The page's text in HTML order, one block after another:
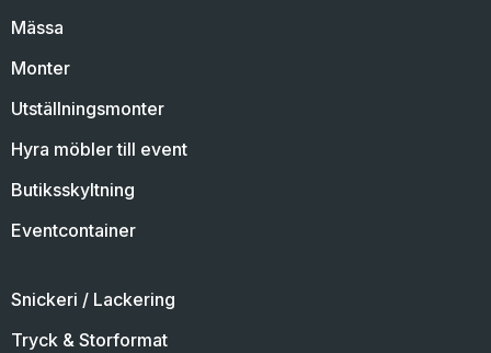
Mässa
Monter
Utställningsmonter
Hyra möbler till event
Butiksskyltning
Eventcontainer
Snickeri / Lackering
Tryck & Storformat